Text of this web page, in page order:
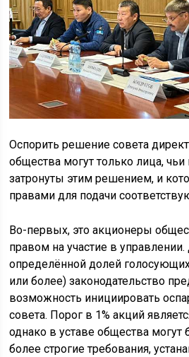
Оспорить решение совета
общества могут только лица,
затронуты этим решением, и
правами для подачи
Во-первых, это акционеры
правом на участие в
определённой долей
или более) законодательство
возможность инициировать
совета. Порог в 1% акций
однако в уставе общества могут
более строгие требования,